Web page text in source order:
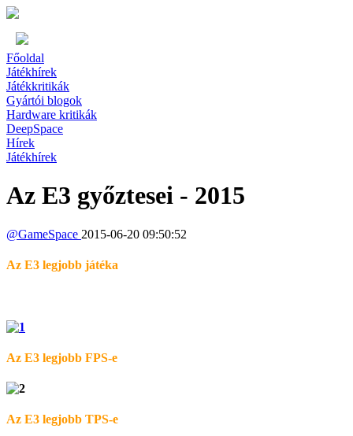
Főoldal
Játékhírek
Játékkritikák
Gyártói blogok
Hardware kritikák
DeepSpace
Hírek
Játékhírek
Az E3 győztesei - 2015
@GameSpace 2015-06-20 09:50:52
Az E3 legjobb játéka
Az E3 legjobb FPS-e
Az E3 legjobb TPS-e